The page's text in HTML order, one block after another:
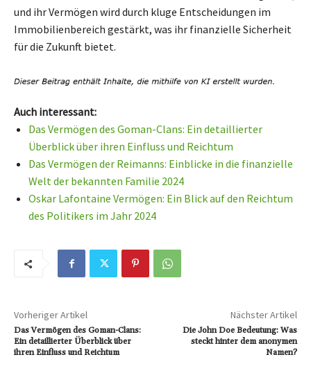
und ihr Vermögen wird durch kluge Entscheidungen im
Immobilienbereich gestärkt, was ihr finanzielle Sicherheit
für die Zukunft bietet.
Auch interessant:
Das Vermögen des Goman-Clans: Ein detaillierter
Überblick über ihren Einfluss und Reichtum
Das Vermögen der Reimanns: Einblicke in die finanzielle
Welt der bekannten Familie 2024
Oskar Lafontaine Vermögen: Ein Blick auf den Reichtum
des Politikers im Jahr 2024
Vorheriger Artikel
Das Vermögen des Goman-Clans:
Ein detaillierter Überblick über
ihren Einfluss und Reichtum
Nächster Artikel
Die John Doe Bedeutung: Was
steckt hinter dem anonymen
Namen?